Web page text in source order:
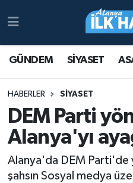
GÜNDEM SİYASET
HABERLER SİYASET
DEM Parti
Alanya'yı
Alanya'da DEM Parti'de
şahsın Sosyal medya
Antalya Nöbetçi
Antalya Namaz
Antalya Trafik
Süper Lig Puan